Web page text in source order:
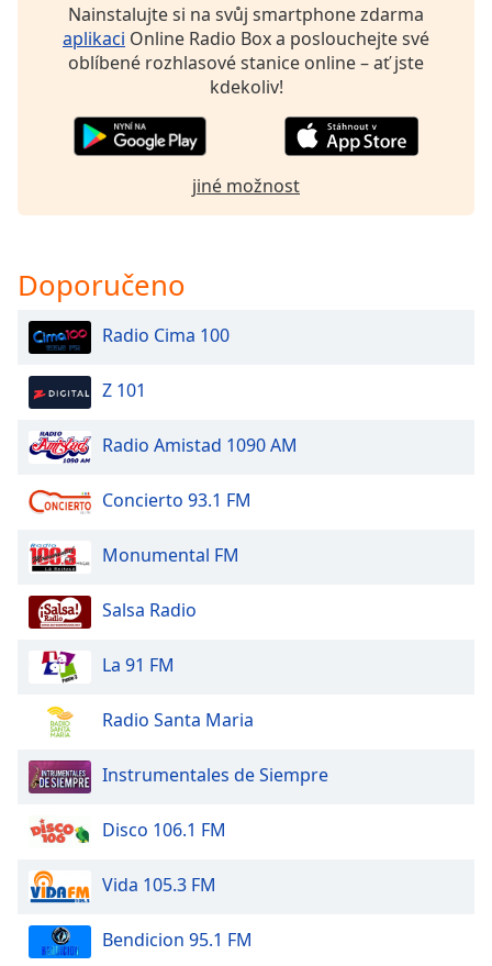
Text
Color
Background
Opacity
Caption
Area
Background
Color
Opacity
Size
Text
Nainstalujte si na svůj smartphone zdarma
aplikaci Online Radio Box a poslouchejte své
oblíbené rozhlasové stanice online – ať jste
kdekoliv!
jiné možnost
Doporučeno
Radio Cima 100
Z 101
Radio Amistad 1090 AM
Concierto 93.1 FM
Monumental FM
Salsa Radio
La 91 FM
Radio Santa Maria
Instrumentales de Siempre
Disco 106.1 FM
Vida 105.3 FM
Bendicion 95.1 FM